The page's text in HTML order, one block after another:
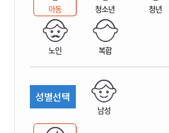
아동 청소년 청년
노인 복합
성별선택
남성